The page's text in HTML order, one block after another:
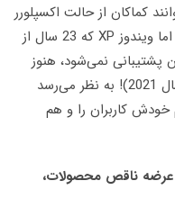
کماکان از حالت اکسپلورر
در اج استفاده کنند. باورش سخت است اما ویندوز XP که 23 سال از
سال 2014 دیگر از آن پشتیبانی نمی‌شود، هنوز
کاربران زیادی دارد (0.26 سهم بازار در سال 2021)! به نظر می‌رسد
خودش کاربران را و هم
عرضه ناقص محصولات،